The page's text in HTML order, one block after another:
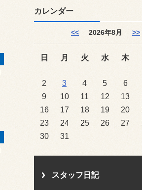
カレンダー
<< 2026年8月 >>
日 月 火 水 木
2
3 4 5 6
9
10 11 12 13
16
17 18 19 20
23
24 25 26 27
30
31
スタッフ日記